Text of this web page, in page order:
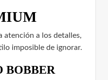
atención a los detalles,
imposible de ignorar.
BOBBER